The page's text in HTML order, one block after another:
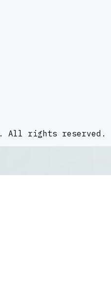
. All rights reserved.